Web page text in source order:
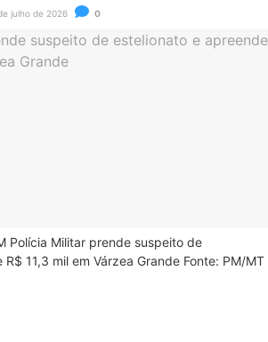
julho de 2026 0
Polícia Militar prende suspeito de
11,3 mil em Várzea Grande Fonte: PM/MT